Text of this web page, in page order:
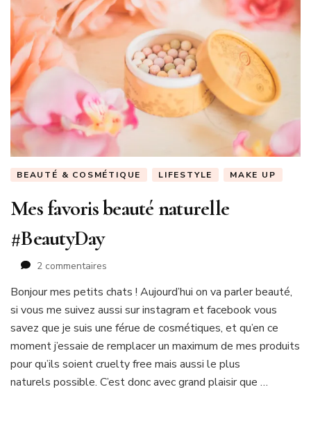
BEAUTÉ & COSMÉTIQUE LIFESTYLE MAKE UP
Mes favoris beauté naturelle
#BeautyDay
2 commentaires
favoris
beauté
naturelle
Bonjour mes petits chats ! Aujourd’hui on va parler beauté,
si vous me suivez aussi sur instagram et facebook vous
savez que je suis une férue de cosmétiques, et qu’en ce
moment j’essaie de remplacer un maximum de mes produits
pour qu’ils soient cruelty free mais aussi le plus
naturels possible. C’est donc avec grand plaisir que …